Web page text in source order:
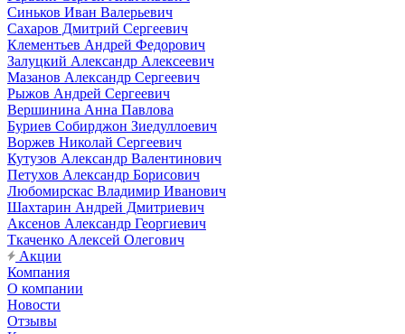
Синьков Иван Валерьевич
Сахаров Дмитрий Сергеевич
Клементьев Андрей Федорович
Залуцкий Александр Алексеевич
Мазанов Александр Сергеевич
Рыжов Андрей Сергеевич
Вершинина Анна Павлова
Буриев Собирджон Зиедуллоевич
Воржев Николай Сергеевич
Кутузов Александр Валентинович
Петухов Александр Борисович
Любомирскас Владимир Иванович
Шахтарин Андрей Дмитриевич
Аксенов Александр Георгиевич
Ткаченко Алексей Олегович
Акции
Компания
О компании
Новости
Отзывы